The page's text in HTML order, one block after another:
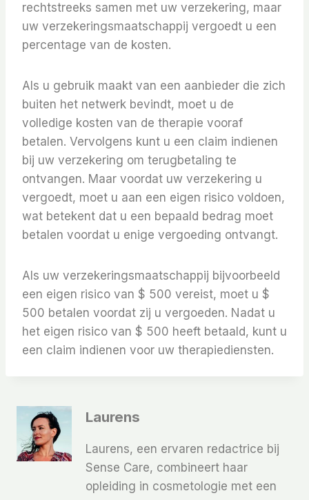
rechtstreeks samen met uw verzekering, maar
uw verzekeringsmaatschappij vergoedt u een
percentage van de kosten.
Als u gebruik maakt van een aanbieder die zich
buiten het netwerk bevindt, moet u de
volledige kosten van de therapie vooraf
betalen. Vervolgens kunt u een claim indienen
bij uw verzekering om terugbetaling te
ontvangen. Maar voordat uw verzekering u
vergoedt, moet u aan een eigen risico voldoen,
wat betekent dat u een bepaald bedrag moet
betalen voordat u enige vergoeding ontvangt.
Als uw verzekeringsmaatschappij bijvoorbeeld
een eigen risico van $ 500 vereist, moet u $
500 betalen voordat zij u vergoeden. Nadat u
het eigen risico van $ 500 heeft betaald, kunt u
een claim indienen voor uw therapiediensten.
Laurens
Laurens, een ervaren redactrice bij
Sense Care, combineert haar
opleiding in cosmetologie met een